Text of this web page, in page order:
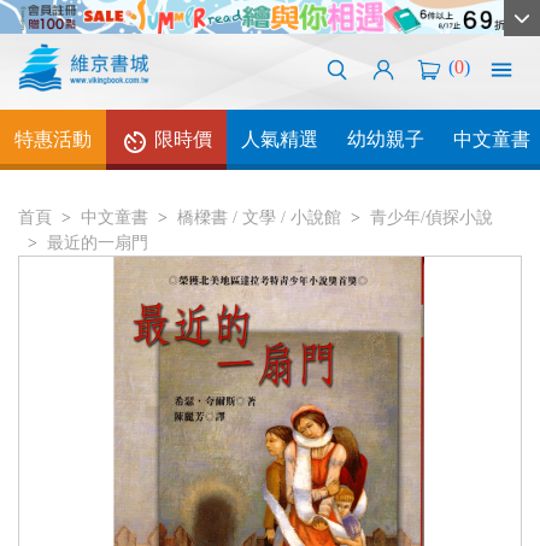
(0)
特惠活動 限時價 人氣精選 幼幼親子 中文童書
首頁 中文童書 橋樑書 / 文學 / 小說館
青少年/偵探小說
最近的一扇門